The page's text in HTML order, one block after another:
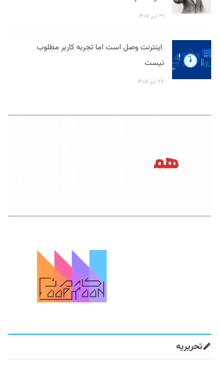
۳۱ تیر ۱۴۰۵
اینترنت وصل است اما تجربه کاربر مطلوب
نیست
۲۸ تیر ۱۴۰۵
تحریریه